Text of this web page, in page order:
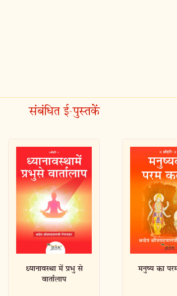
संबंधित ई-पुस्तकें
मनुष्य का परम कर्तव्य गीता के परम